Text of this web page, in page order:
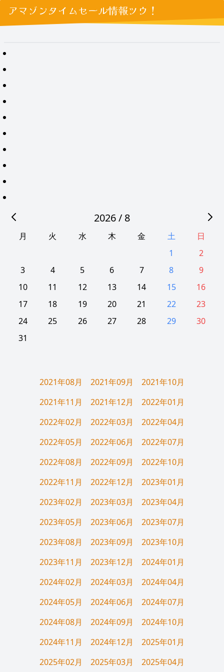
アマゾンタイムセール情報ツウ！
2026 / 8
月 火 水 木 金 土
日
1
2
3
4 5 6 7 8
9
10
11 12 13 14 15
16
17
18 19 20 21 22
23
24
25 26 27 28 29
30
31
2021年08月 2021年09月
2021年10月
2021年11月
2021年12月
2022年01月
2022年02月
2022年03月
2022年04月
2022年05月
2022年06月
2022年07月
2022年08月
2022年09月
2022年10月
2022年11月
2022年12月
2023年01月
2023年02月
2023年03月
2023年04月
2023年05月
2023年06月
2023年07月
2023年08月
2023年09月
2023年10月
2023年11月
2023年12月
2024年01月
2024年02月
2024年03月
2024年04月
2024年05月
2024年06月
2024年07月
2024年08月
2024年09月
2024年10月
2024年11月
2024年12月
2025年01月
2025年02月
2025年03月 2025年04月